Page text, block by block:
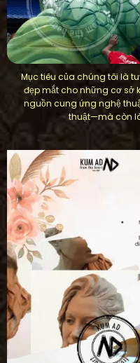
Mục tiêu của chúng tôi là
đẹp mắt cho những cơ sở
nguồn cung ứng nghệ
thuật—mà còn